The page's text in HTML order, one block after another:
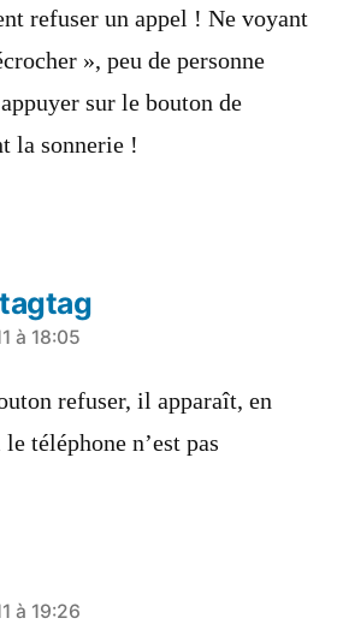
refuser un appel ! Ne voyant
», peu de personne
sur le bouton de
la sonnerie !
à 18:05
refuser, il apparaît, en
téléphone n’est pas
à 19:26